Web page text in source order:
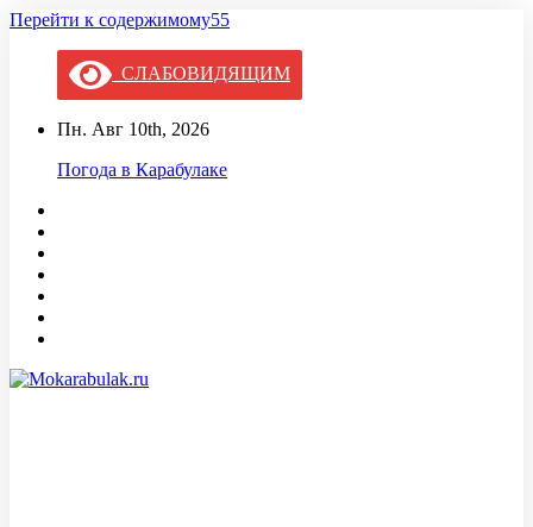
Перейти к содержимому55
СЛАБОВИДЯЩИМ
Пн. Авг 10th, 2026
Погода в Карабулаке